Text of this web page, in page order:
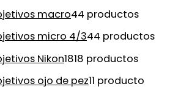
macro44 productos
micro 4/344 productos
Nikon1818 productos
ojo de pez11 producto